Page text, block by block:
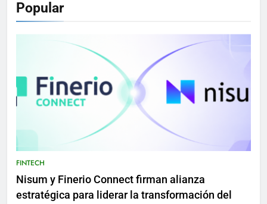
Popular
FINTECH
Nisum y Finerio Connect firman alianza
estratégica para liderar la transformación del